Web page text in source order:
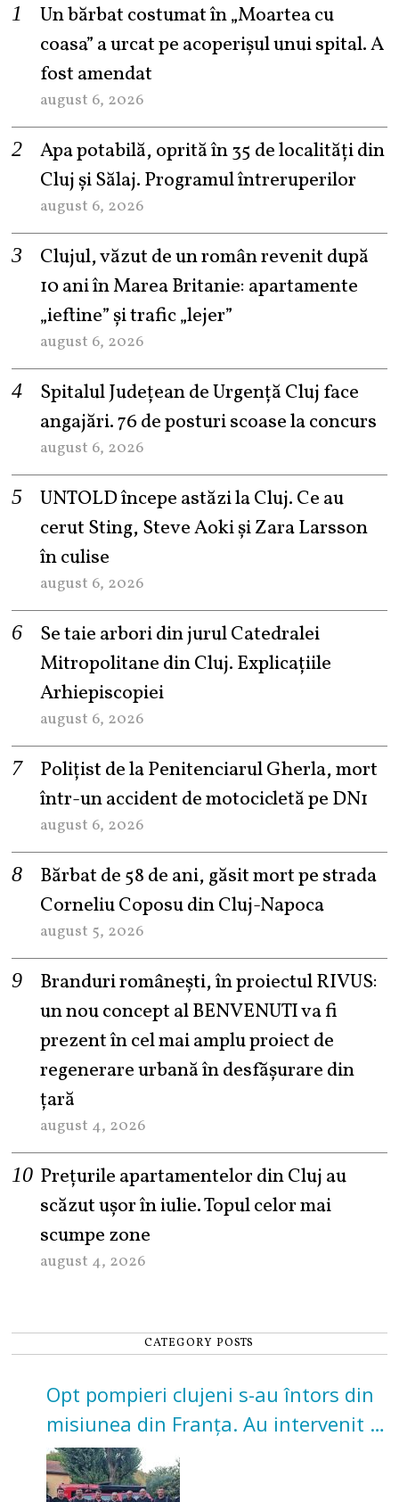
Un bărbat costumat în „Moartea cu
coasa” a urcat pe acoperișul unui spital. A
fost amendat
august 6, 2026
Apa potabilă, oprită în 35 de localități din
Cluj și Sălaj. Programul întreruperilor
august 6, 2026
Clujul, văzut de un român revenit după
10 ani în Marea Britanie: apartamente
„ieftine” și trafic „lejer”
august 6, 2026
Spitalul Județean de Urgență Cluj face
angajări. 76 de posturi scoase la concurs
august 6, 2026
UNTOLD începe astăzi la Cluj. Ce au
cerut Sting, Steve Aoki și Zara Larsson
în culise
august 6, 2026
Se taie arbori din jurul Catedralei
Mitropolitane din Cluj. Explicațiile
Arhiepiscopiei
august 6, 2026
Polițist de la Penitenciarul Gherla, mort
într-un accident de motocicletă pe DN1
august 6, 2026
Bărbat de 58 de ani, găsit mort pe strada
Corneliu Coposu din Cluj-Napoca
august 5, 2026
Branduri românești, în proiectul RIVUS:
un nou concept al BENVENUTI va fi
prezent în cel mai amplu proiect de
regenerare urbană în desfășurare din
țară
august 4, 2026
Prețurile apartamentelor din Cluj au
scăzut ușor în iulie. Topul celor mai
scumpe zone
august 4, 2026
CATEGORY POSTS
Opt pompieri clujeni s-au întors din
misiunea din Franța. Au intervenit la
incendii de vegetație și pădure